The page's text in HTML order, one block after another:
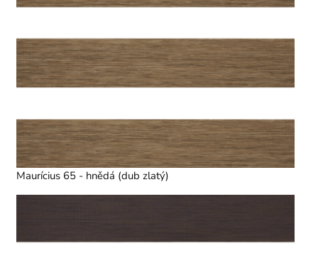
Maurícius 65 - hnědá (dub zlatý)